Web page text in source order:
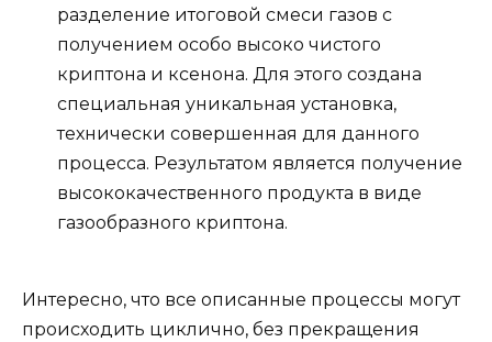
разделение итоговой смеси газов с
получением особо высоко чистого
криптона и ксенона. Для этого создана
специальная уникальная установка,
технически совершенная для данного
процесса. Результатом является получение
высококачественного продукта в виде
газообразного криптона.
Интересно, что все описанные процессы могут
происходить циклично, без прекращения